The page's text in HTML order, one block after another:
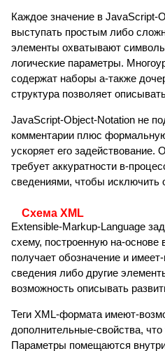
Каждое значение в JavaScript-
выступать простым либо
элементы охватывают
логические параметры.
содержат наборы а-также
структура позволяет
JavaScript-Object-Notation не
комментарии плюс
ускоряет его задействование.
требует аккуратности в-
сведениями, чтобы исключить
Схема XML
Extensible-Markup-Language
схему, построенную на-основе
получает обозначение и
сведения либо другие
возможность описывать
Теги XML-формата имеют-
дополнительные-свойства,
Параметры помещаются